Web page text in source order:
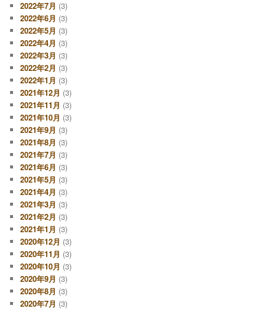
2022年7月 (3)
2022年6月 (3)
2022年5月 (3)
2022年4月 (3)
2022年3月 (3)
2022年2月 (3)
2022年1月 (3)
2021年12月 (3)
2021年11月 (3)
2021年10月 (3)
2021年9月 (3)
2021年8月 (3)
2021年7月 (3)
2021年6月 (3)
2021年5月 (3)
2021年4月 (3)
2021年3月 (3)
2021年2月 (3)
2021年1月 (3)
2020年12月 (3)
2020年11月 (3)
2020年10月 (3)
2020年9月 (3)
2020年8月 (3)
2020年7月 (3)